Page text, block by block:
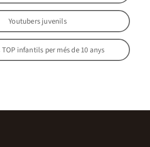
Youtubers juvenils
infantils per més de 10 anys